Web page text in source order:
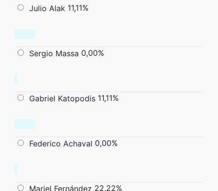
Julio Alak 11,11%
Sergio Massa 0,00%
Gabriel Katopodis 11,11%
Federico Achaval 0,00%
Mariel Fernández 22,22%